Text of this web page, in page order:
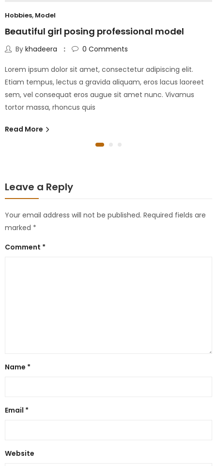
Hobbies, Model
Beautiful girl posing professional model
By khadeera 0 Comments
Lorem ipsum dolor sit amet, consectetur adipiscing elit.
Etiam tempus, lectus a gravida aliquam, eros lacus laoreet
sem, vel consequat eros augue sit amet nunc. Vivamus
tortor massa, rhoncus quis
Read More
Leave a Reply
Your email address will not be published. Required fields are
marked *
Comment *
Name *
Email *
Website